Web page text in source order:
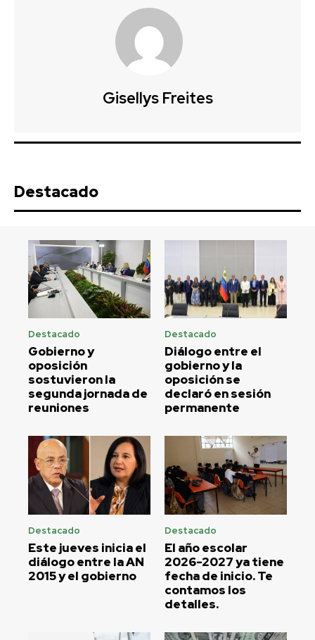
Gisellys Freites
Destacado
Destacado
Gobierno y
oposición
sostuvieron la
segunda jornada de
reuniones
Destacado
Diálogo entre el
gobierno y la
oposición se
declaró en sesión
permanente
Destacado
Este jueves inicia el
diálogo entre la AN
2015 y el gobierno
Destacado
El año escolar
2026-2027 ya tiene
fecha de inicio. Te
contamos los
detalles.